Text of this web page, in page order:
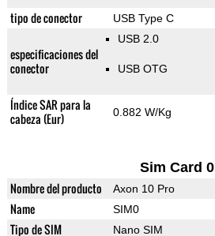
tipo de conector USB Type C
especificaciones del
conector
USB 2.0
USB OTG
Índice SAR para la
cabeza (Eur)
0.882 W/Kg
Sim Card 0
Nombre del producto Axon 10 Pro
Name SIM0
Tipo de SIM Nano SIM